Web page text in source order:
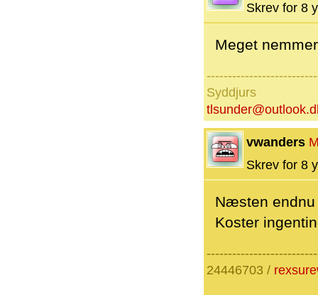
Skrev for 8
Meget
Syddjurs
vwanders
Skrev for 8
Næsten endnu
Koster
24446703 /